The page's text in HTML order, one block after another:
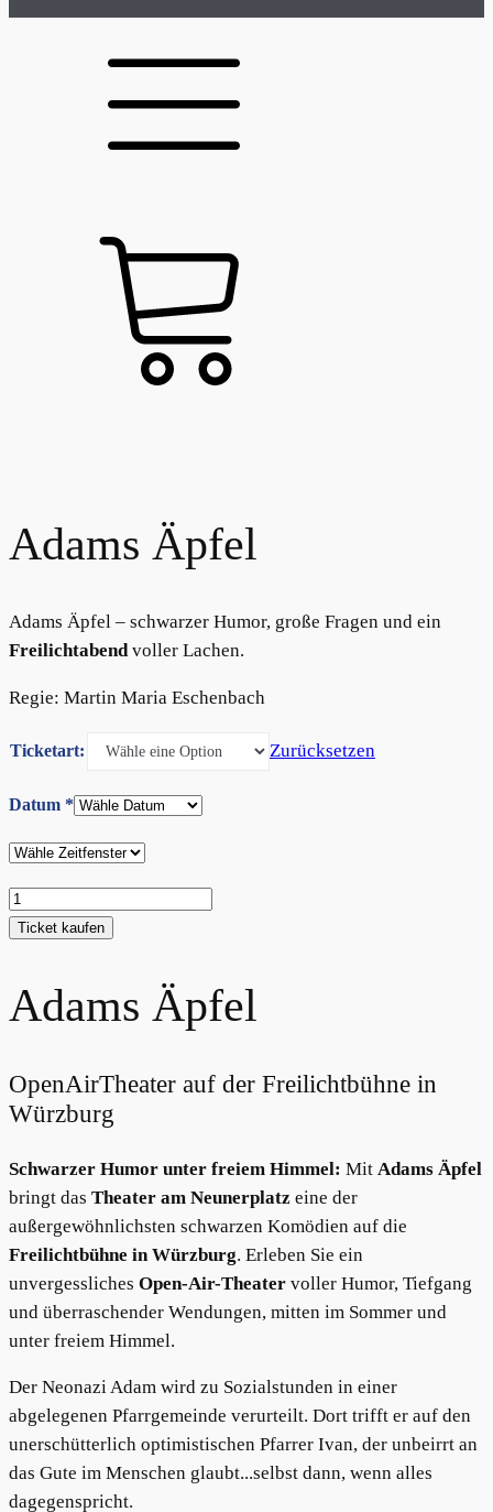
Adams Äpfel
Adams Äpfel – schwarzer Humor, große Fragen und ein
Freilichtabendvoller Lachen.
Regie: Martin Maria Eschenbach
Ticketart: Zurücksetzen
Datum *
Adams
Äpfel
Ticket kaufen
Adams Äpfel
OpenAirTheater auf der Freilichtbühne in
Würzburg
Schwarzer Humor unter freiem Himmel: Mit Adams Äpfel
bringt das Theater am Neunerplatz eine der
außergewöhnlichsten schwarzen Komödien auf die
Freilichtbühne in Würzburg. Erleben Sie ein
unvergessliches Open-Air-Theater voller Humor, Tiefgang
und überraschender Wendungen, mitten im Sommer und
unter freiem Himmel.
Der Neonazi Adam wird zu Sozialstunden in einer
abgelegenen Pfarrgemeinde verurteilt. Dort trifft er auf den
unerschütterlich optimistischen Pfarrer Ivan, der unbeirrt an
das Gute im Menschen glaubt...selbst dann, wenn alles
dagegenspricht.